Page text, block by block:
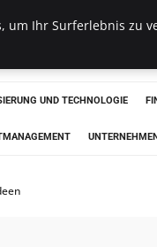
UND TECHNOLOGIE
um Ihr Surferlebnis zu